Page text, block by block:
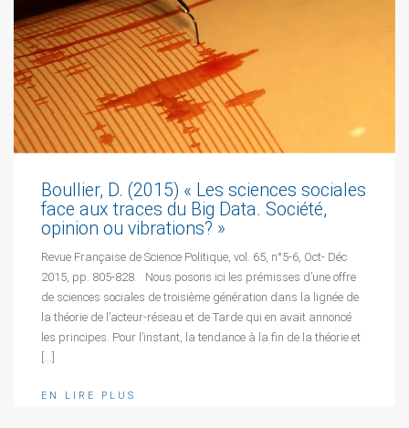
Boullier, D. (2015) « Les sciences sociales
face aux traces du Big Data. Société,
opinion ou vibrations? »
Revue Française de Science Politique, vol. 65, n°5-6, Oct- Déc
2015, pp. 805-828. Nous posons ici les prémisses d’une offre
de sciences sociales de troisième génération dans la lignée de
la théorie de l’acteur-réseau et de Tarde qui en avait annoncé
les principes. Pour l’instant, la tendance à la fin de la théorie et
[…]
EN LIRE PLUS